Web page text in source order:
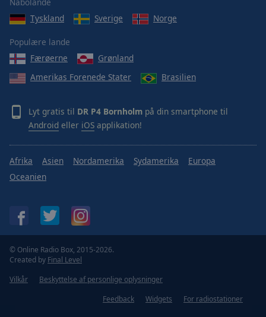
Tyskland
Sverige Norge
Populære lande
Færøerne
Grønland
Amerikas Forenede Stater
Brasilien
Lyt gratis til DR P4 Bornholm på din smartphone til
Android eller iOS applikation!
Afrika Asien Nordamerika Sydamerika
Europa
Oceanien
© Online Radio Box, 2015-2026.
Created by Final Level
Vilkår
Beskyttelse af personlige oplysninger
Feedback
Widgets For radiostationer